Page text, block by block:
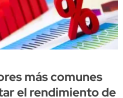
más comunes
el rendimiento de